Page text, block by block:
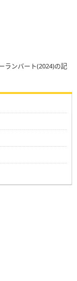
ランバート(2024)の記